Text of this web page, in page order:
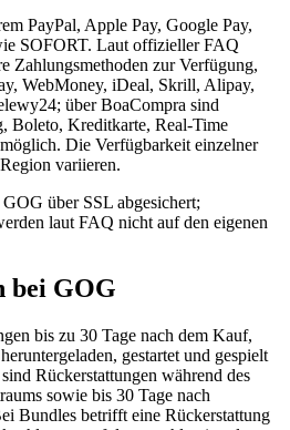
PayPal, Apple Pay, Google Pay,
SOFORT. Laut offizieller FAQ
Zahlungsmethoden zur Verfügung,
WebMoney, iDeal, Skrill, Alipay,
über BoaCompra sind
Boleto, Kreditkarte, Real-Time
Die Verfügbarkeit einzelner
variieren.
über SSL abgesichert;
laut FAQ nicht auf den eigenen
bei GOG
bis zu 30 Tage nach dem Kauf,
gestartet und gespielt
Rückerstattungen während des
sowie bis 30 Tage nach
Bundles betrifft eine Rückerstattung